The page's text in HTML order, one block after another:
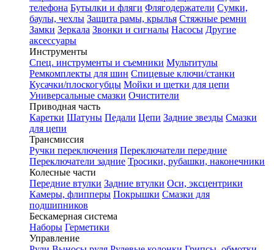
телефона Бутылки и фляги Флягодержатели Сумки,
баулы, чехлы Защита рамы, крылья Стяжные ремни
Замки Зеркала Звонки и сигналы Насосы Другие
аксессуары
Инструменты
Спец. инструменты и съемники Мультитулы
Ремкомплекты для шин Спицевые ключи/станки
Кусачки/плоскогубцы Мойки и щетки для цепи
Универсальные смазки Очистители
Приводная часть
Каретки Шатуны Педали Цепи Задние звезды Смазки
для цепи
Трансмиссия
Ручки переключения Переключатели передние
Переключатели задние Тросики, рубашки, наконечники
Колесные части
Передние втулки Задние втулки Оси, эксцентрики
Камеры, флипперы Покрышки Смазки для
подшипников
Бескамерная система
Наборы Герметики
Управление